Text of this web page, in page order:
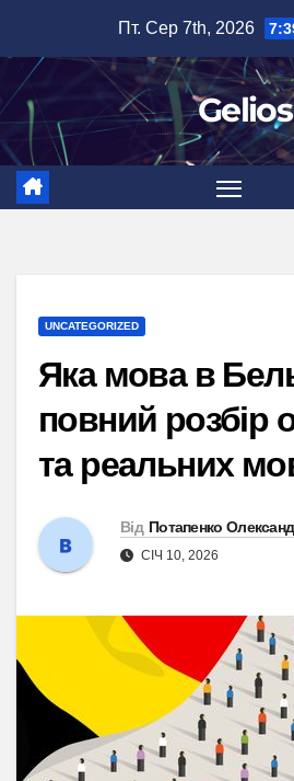
вмісту
Пт. Сер 7th, 2026
Gelios
UNCATEGORIZED
Яка мова в
повний розбір
та реальних
Від Потапенко
СІЧ 10, 2026